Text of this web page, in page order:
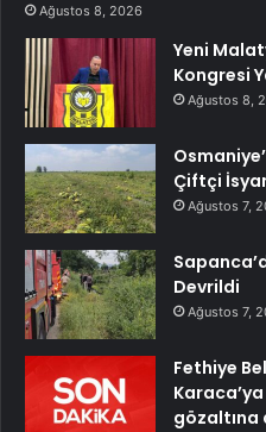
Ağustos 8, 2026
Yeni
Kongresi
Ağustos 8,
Çiftçi
Ağustos 7,
Devrildi
Ağustos 7,
Fethiye
gözaltına